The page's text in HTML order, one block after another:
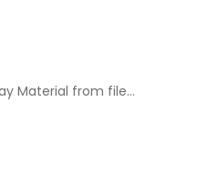
Material from file…